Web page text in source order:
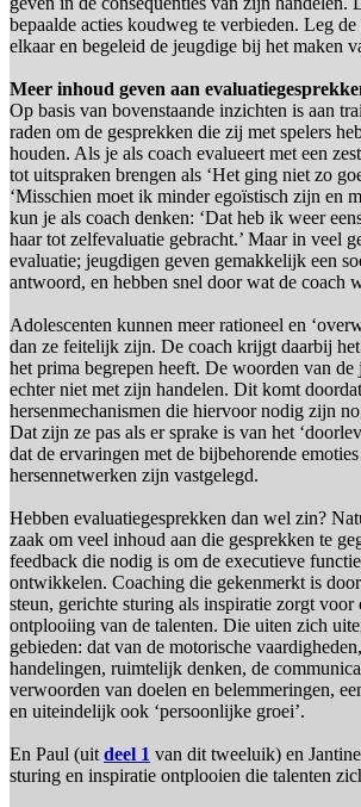
bepaalde acties koudweg te verbieden. Leg de
elkaar en begeleid de jeugdige bij het maken
Meer inhoud geven aan
Op basis van bovenstaande inzichten is aan
raden om de gesprekken die zij met spelers
houden. Als je als coach evalueert met een
tot uitspraken brengen als ‘Het ging niet zo
‘Misschien moet ik minder egoïstisch zijn en
kun je als coach denken: ‘Dat heb ik weer
haar tot zelfevaluatie gebracht.’ Maar in veel
evaluatie; jeugdigen geven gemakkelijk een
antwoord, en hebben snel door wat de coach
Adolescenten kunnen meer rationeel en
dan ze feitelijk zijn. De coach krijgt daarbij
het prima begrepen heeft. De woorden van de
echter niet met zijn handelen. Dit komt
hersenmechanismen die hiervoor nodig zijn
Dat zijn ze pas als er sprake is van het
dat de ervaringen met de bijbehorende
hersennetwerken zijn vastgelegd.
Hebben evaluatiegesprekken dan wel zin?
zaak om veel inhoud aan die gesprekken te
feedback die nodig is om de executieve
ontwikkelen. Coaching die gekenmerkt is
steun, gerichte sturing als inspiratie zorgt voor
ontplooiing van de talenten. Die uiten zich
gebieden: dat van de motorische
handelingen, ruimtelijk denken, de
verwoorden van doelen en belemmeringen,
en uiteindelijk ook ‘persoonlijke groei’.
En Paul (uitdeel 1 van dit tweeluik) en
sturing en inspiratie ontplooien die talenten